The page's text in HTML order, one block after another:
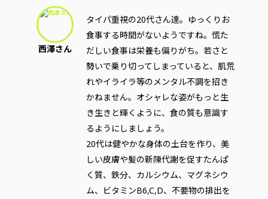
西澤さん
タイパ重視の20代さん達。ゆっくりお
食事する時間がないようですね。慌た
だしい食事は栄養も偏りがち。若さと
勢いで乗り切ってしまっていると、肌荒
れやイライラ等のメンタル不調を招き
かねません。オシャレな姿がもっと生
き生きと輝くように、食の質も意識す
るようにしましょう。
20代は健やかな身体の土台を作り、美
しい皮膚や髪の新陳代謝を促すたんぱ
く質、鉄分、カルシウム、マグネシウ
ム、ビタミンB6,C,D、不要物の排出を